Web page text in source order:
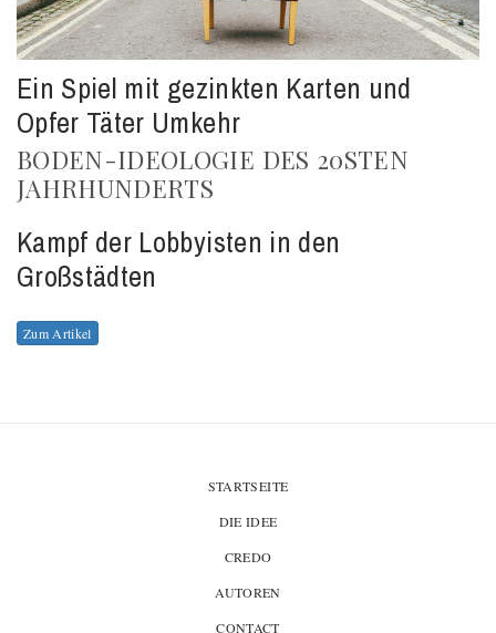
Ein Spiel mit gezinkten Karten und
Opfer Täter Umkehr
BODEN-IDEOLOGIE DES 20STEN
JAHRHUNDERTS
Kampf der Lobbyisten in den
Großstädten
Zum Artikel
STARTSEITE
DIE IDEE
CREDO
AUTOREN
CONTACT